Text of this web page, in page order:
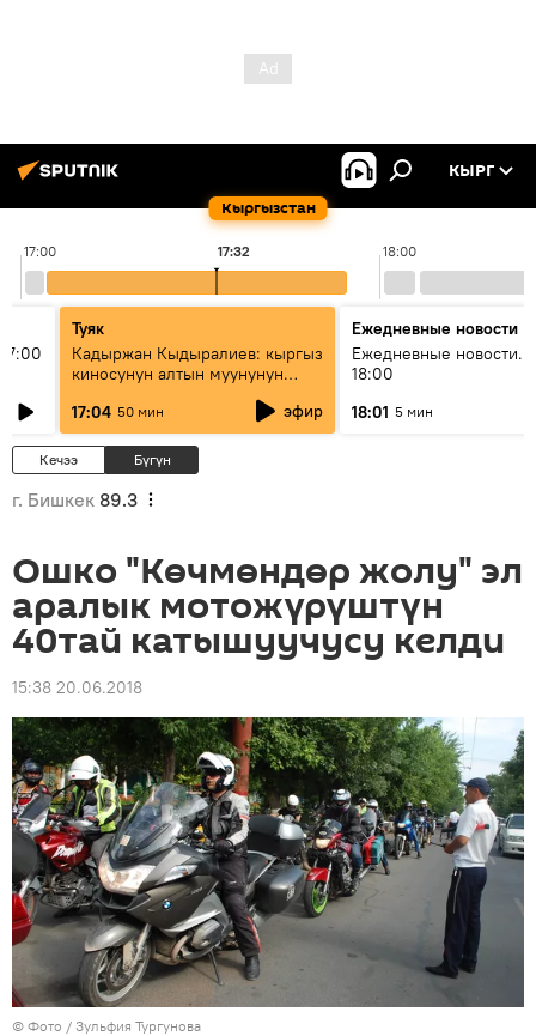
Кыргызстан
КЫРГ
17:00 18:00
17:32
Туяк
Кадыржан Кыдыралиев: кыргыз
киносунун алтын муунунун
17:04 50 мин эфир
Ежедневные новости
Ежедневные новости.
18:00
18:01 5 мин
Кечээ Бүгүн
г. Бишкек 89.3
Ошко "Көчмөндөр жолу" эл
аралык мотожүрүштүн
40тай катышуучусу келди
15:38 20.06.2018
© Фото / Зульфия Тургунова